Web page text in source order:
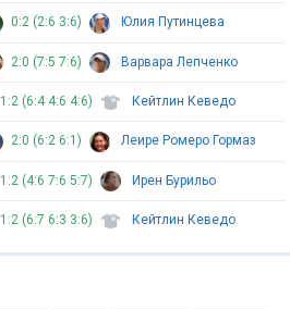
0:2 (2:6 3:6) Юлия Путинцева
2:0 (7:5 7:6) Варвара Лепченко
1:2 (6:4 4:6 4:6) Кейтлин Кеведо
2:0 (6:2 6:1) Леире Ромеро Гормаз
1:2 (4:6 7:6 5:7) Ирен Бурильо
1:2 (6:7 6:3 3:6) Кейтлин Кеведо